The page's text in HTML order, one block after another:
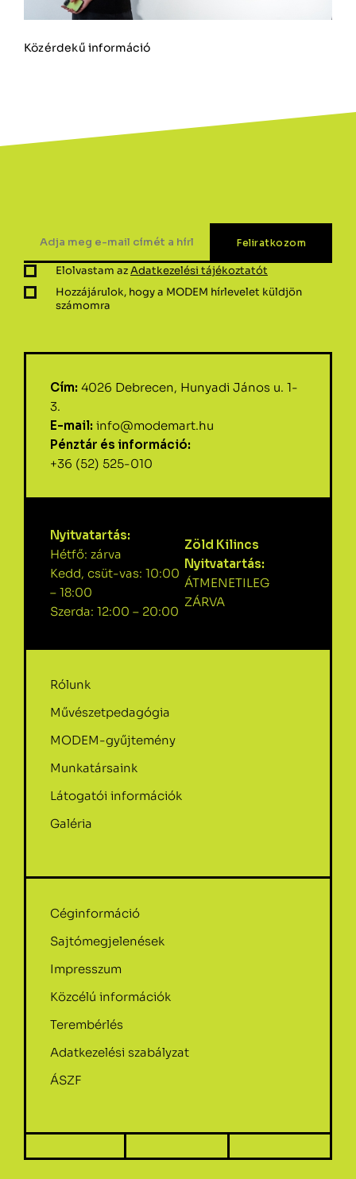
Közérdekű információ
Elolvastam azAdatkezelési tájékoztatót
Hozzájárulok, hogy a MODEM hírlevelet küldjön
számomra
Cím: 4026 Debrecen, Hunyadi János u. 1-
3.
E-mail: info@modemart.hu
Pénztár és információ:
+36 (52) 525-010
Nyitvatartás:
Hétfő: zárva
Kedd, csüt-vas: 10:00
– 18:00
Szerda: 12:00 – 20:00
Zöld Kilincs
Nyitvatartás:
ÁTMENETILEG
ZÁRVA
Rólunk
Művészetpedagógia
MODEM-gyűjtemény
Munkatársaink
Látogatói információk
Galéria
Céginformáció
Sajtómegjelenések
Impresszum
Közcélú információk
Terembérlés
Adatkezelési szabályzat
ÁSZF